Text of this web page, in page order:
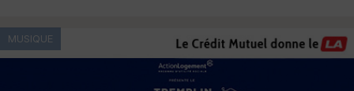
MUSIQUE